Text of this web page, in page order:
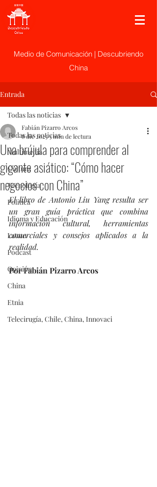
Medio de Comunicación | Descubriendo
China
Entrada
Todas las noticias
Multimedia
Cultura
Tecnología
Politica
Idioma y Educación
Latam
Podcast
Opinión
China
Etnia
Telecirugía, Chile, China, Innovaci
Todas las noticias
Una brújula para comprender al
gigante asiático: “Cómo hacer
negocios con China”
Fabián Pizarro Arcos
8 dic 20253 min de lectura
El libro de Antonio Liu Yang resulta ser
un gran guía práctica que combina
información cultural, herramientas
comerciales y consejos aplicados a la
realidad.
Por Fabián Pizarro Arcos